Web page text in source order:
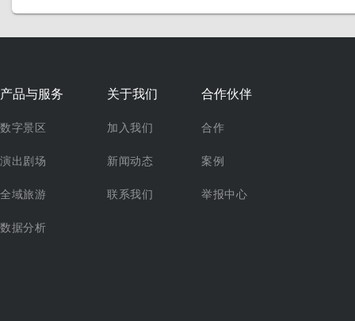
产品与服务
数字景区
演出剧场
全域旅游
数据分析
关于我们
加入我们
新闻动态
联系我们
合作伙伴
合作
案例
举报中心